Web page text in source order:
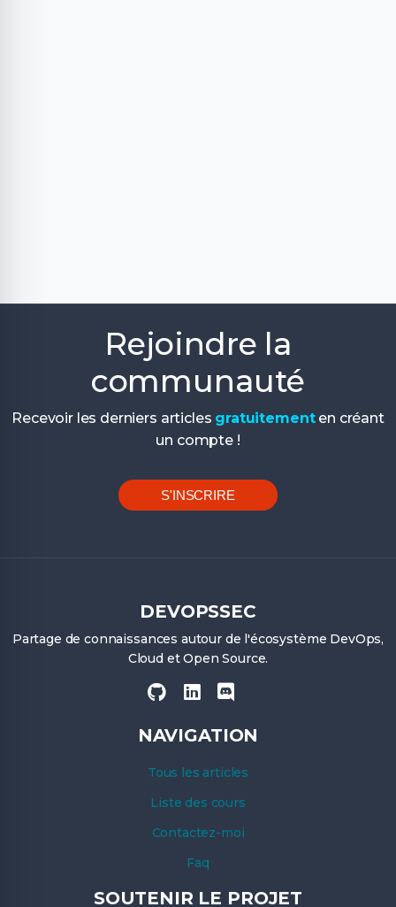
Rejoindre la
communauté
Recevoir les derniers articles gratuitementen créant
un compte !
S'INSCRIRE
DEVOPSSEC
Partage de connaissances autour de l'écosystème DevOps,
Cloud et Open Source.
NAVIGATION
Tous les articles
Liste des cours
Contactez-moi
Faq
SOUTENIR LE PROJET